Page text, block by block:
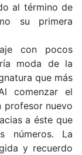
al término de
su primera
con pocos
moda de la
que más
comenzar el
profesor nuevo
a éste que
números. La
y recuerdo